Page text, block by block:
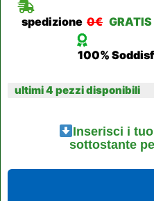
spedizione 0€ GRATIS
100%
ultimi 4 pezzi disponibili
Inserisci i
sottostante